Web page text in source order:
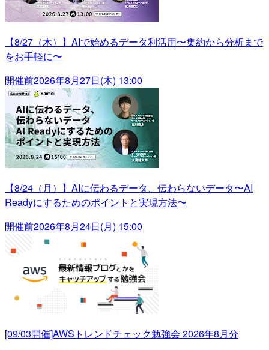
【8/27（木）】AIで始めるデータ利活用〜集約から分析まで
をお手軽に〜
開催前2026年8月27日(木) 13:00
【8/24（月）】AIに伝わるデータ、伝わらないデータ〜AI
Readyにするためのポイントと実現方法〜
開催前2026年8月24日(月) 15:00
[09/03開催]AWSトレンドチェック勉強会 2026年8月分